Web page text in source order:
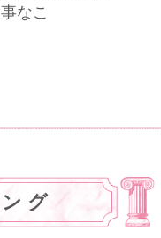
なこ
グ